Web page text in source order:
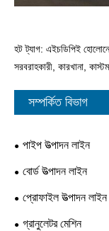
হট ট্যাগ: এইচডিপিই
সরবরাহকারী, কারখানা,
সম্পর্কিত বিভাগ
পাইপ উত্পাদন লাইন
বোর্ড উত্পাদন লাইন
প্রোফাইল উত্পাদন লাইন
গ্রানুলেটর মেশিন